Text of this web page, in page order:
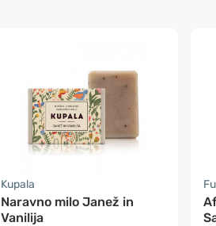
Kupala
Naravno milo Janež in
Vanilija